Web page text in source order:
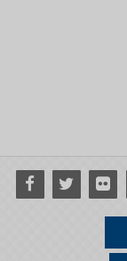
Facebook
Twitter Flickr